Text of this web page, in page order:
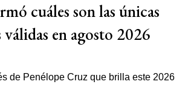
cuáles son las únicas
válidas en agosto 2026